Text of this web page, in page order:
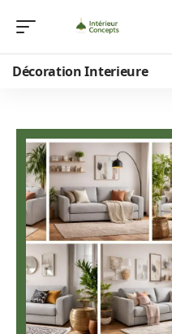
Décoration Interieure